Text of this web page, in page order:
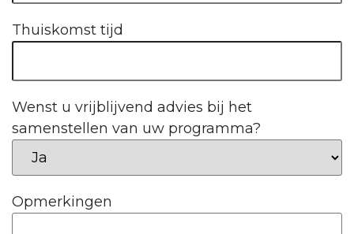
Thuiskomst tijd
Wenst u vrijblijvend advies bij het
samenstellen van uw programma?
Opmerkingen